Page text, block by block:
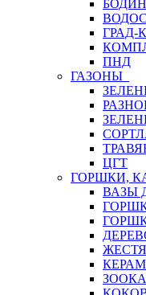
ГРАД-
ПНД
ГАЗОНЫ
ЦГТ
ГОРШКИ,
ВАЗЫ